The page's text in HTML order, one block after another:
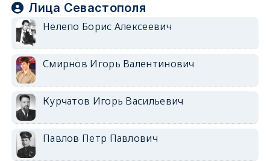
Лица Севастополя
Нелепо Борис Алексеевич
Смирнов Игорь Валентинович
Курчатов Игорь Васильевич
Павлов Петр Павлович